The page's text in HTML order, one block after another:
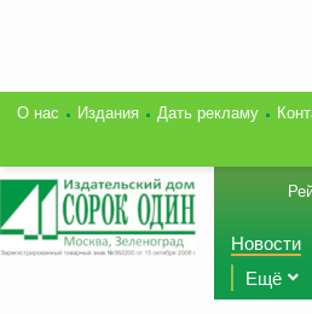
О нас Издания Дать рекламу
Новости
Ещё